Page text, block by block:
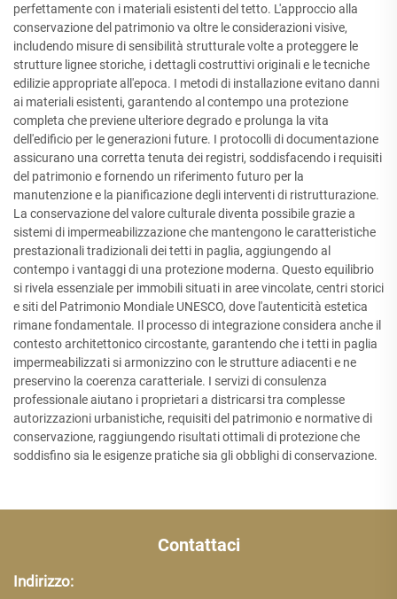
perfettamente con i materiali esistenti del tetto. L'approccio alla
conservazione del patrimonio va oltre le considerazioni visive,
includendo misure di sensibilità strutturale volte a proteggere le
strutture lignee storiche, i dettagli costruttivi originali e le tecniche
edilizie appropriate all'epoca. I metodi di installazione evitano danni
ai materiali esistenti, garantendo al contempo una protezione
completa che previene ulteriore degrado e prolunga la vita
dell'edificio per le generazioni future. I protocolli di documentazione
assicurano una corretta tenuta dei registri, soddisfacendo i requisiti
del patrimonio e fornendo un riferimento futuro per la
manutenzione e la pianificazione degli interventi di ristrutturazione.
La conservazione del valore culturale diventa possibile grazie a
sistemi di impermeabilizzazione che mantengono le caratteristiche
prestazionali tradizionali dei tetti in paglia, aggiungendo al
contempo i vantaggi di una protezione moderna. Questo equilibrio
si rivela essenziale per immobili situati in aree vincolate, centri storici
e siti del Patrimonio Mondiale UNESCO, dove l'autenticità estetica
rimane fondamentale. Il processo di integrazione considera anche il
contesto architettonico circostante, garantendo che i tetti in paglia
impermeabilizzati si armonizzino con le strutture adiacenti e ne
preservino la coerenza caratteriale. I servizi di consulenza
professionale aiutano i proprietari a districarsi tra complesse
autorizzazioni urbanistiche, requisiti del patrimonio e normative di
conservazione, raggiungendo risultati ottimali di protezione che
soddisfino sia le esigenze pratiche sia gli obblighi di conservazione.
Contattaci
Indirizzo: